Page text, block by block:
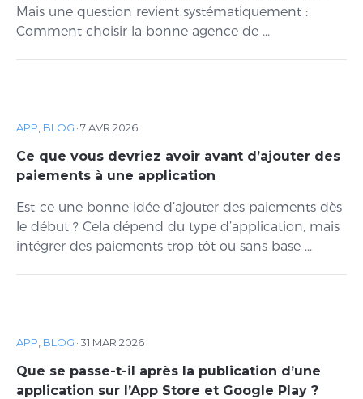
Mais une question revient systématiquement :
Comment choisir la bonne agence de ...
APP BLOG ·7 AVR 2026
Ce que vous devriez avoir avant d’ajouter des
paiements à une application
Est-ce une bonne idée d’ajouter des paiements dès
le début ? Cela dépend du type d’application, mais
intégrer des paiements trop tôt ou sans base ...
APP BLOG ·31 MAR 2026
Que se passe-t-il après la publication d’une
application sur l’App Store et Google Play ?